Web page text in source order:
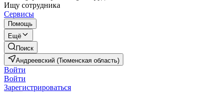
Ищу сотрудника
Сервисы
Помощь
Ещё
Поиск
Андреевский (Тюменская область)
Войти
Войти
Зарегистрироваться